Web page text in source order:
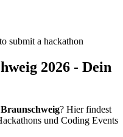
to submit a hackathon
2026 - Dein
Braunschweig? Hier findest
und Coding Events